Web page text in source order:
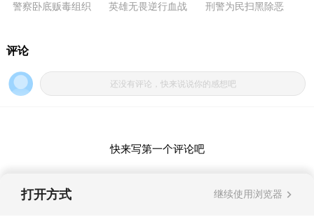
警察卧底贩毒组织 英雄无畏逆行血战 刑警为民扫黑除恶
打开方式 继续使用浏览器